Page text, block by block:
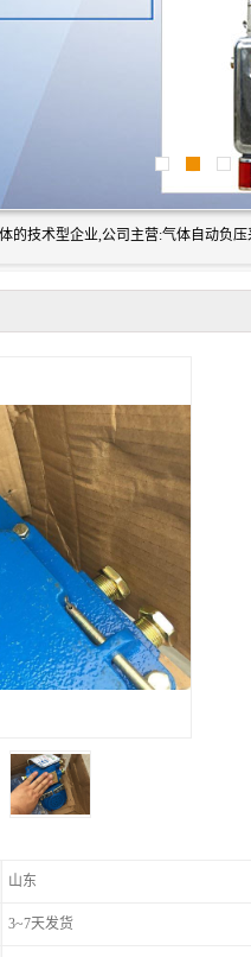
山东
3~7天发货